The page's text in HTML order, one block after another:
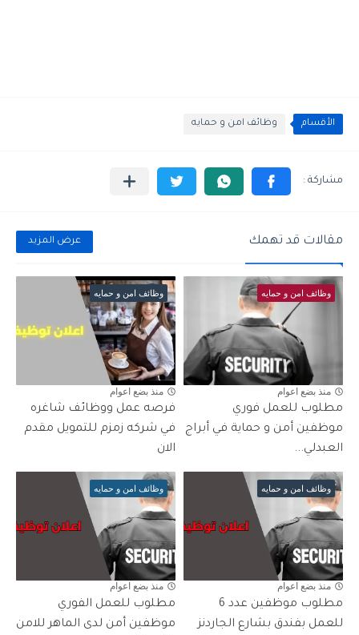
الأقسام وظائف امن و حمايه
مقالات قد تهمك عرض المزيد
وظائف امن و حمايه
منذ بضع اعوام
مطلوب للعمل فوري
موظفين أمن و حماية في أبراج
العبدلي...
وظائف امن و حمايه
منذ بضع اعوام
فرصه عمل ووظائف شاغره
في شركه زمزم للتمويل مقدم
الان
وظائف امن و حمايه
منذ بضع اعوام
مطلوب موظفين عدد 6
للعمل بفندق بشارع الجاردنز
وظائف امن و حمايه
منذ بضع اعوام
مطلوب للعمل الفوري
موظفين أمن لدى الماهر للامن